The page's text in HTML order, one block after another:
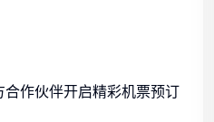
作伙伴开启精彩机票预订